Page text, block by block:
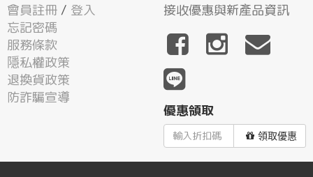
會員註冊 / 登入
忘記密碼
服務條款
隱私權政策
退換貨政策
防詐騙宣導
接收優惠與新產品資訊
優惠領取
領取優惠